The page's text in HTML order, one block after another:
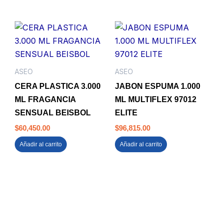
ASEO
CERA PLASTICA 3.000
ML FRAGANCIA
SENSUAL BEISBOL
$60,450.00
Añadir al carrito
ASEO
JABON ESPUMA 1.000
ML MULTIFLEX 97012
ELITE
$96,815.00
Añadir al carrito